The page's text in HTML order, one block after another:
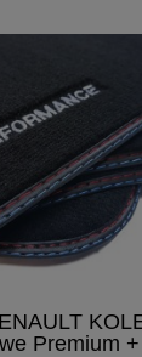
Premium